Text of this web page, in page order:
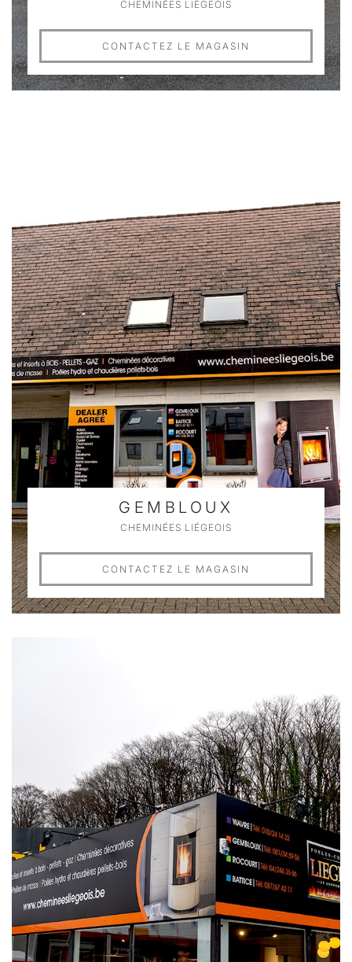
CHEMINÉES LIÉGEOIS
CONTACTEZ LE MAGASIN
GEMBLOUX
CHEMINÉES LIÉGEOIS
CONTACTEZ LE MAGASIN